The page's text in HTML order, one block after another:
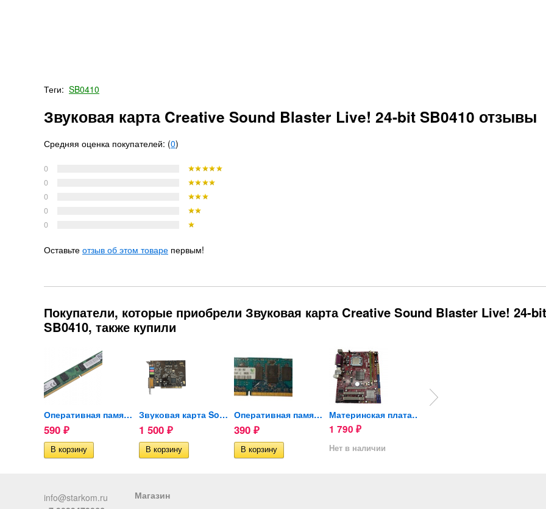
Теги: SB0410
Звуковая карта Creative Sound Blaster Live! 24-bit SB0410 отзывы
Средняя оценка покупателей: (0)
0
0
0
0
0
Оставьте отзыв об этом товаре первым!
Покупатели, которые приобрели Звуковая карта Creative Sound Blaster Live! 24-bit
SB0410, также купили
Оперативная память Kingston...
590 ₽
Звуковая карта Sound...
1 500 ₽
Оперативная память Hynix...
390 ₽
Материнская плата MSI...
1 790 ₽
Нет в наличии
info@starkom.ru
Магазин